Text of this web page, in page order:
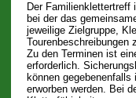
Der Familienklettertreff
bei der das
jeweilige Zielgruppe,
Tourenbeschreibungen
Zu den Terminen ist
erforderlich.
können
erworben werden. Bei